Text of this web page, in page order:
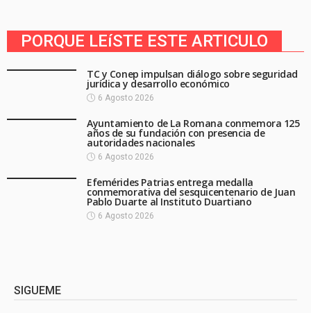
PORQUE LEíSTE ESTE ARTICULO
TC y Conep impulsan diálogo sobre seguridad
jurídica y desarrollo económico
6 Agosto 2026
Ayuntamiento de La Romana conmemora 125
años de su fundación con presencia de
autoridades nacionales
6 Agosto 2026
Efemérides Patrias entrega medalla
conmemorativa del sesquicentenario de Juan
Pablo Duarte al Instituto Duartiano
6 Agosto 2026
SIGUEME